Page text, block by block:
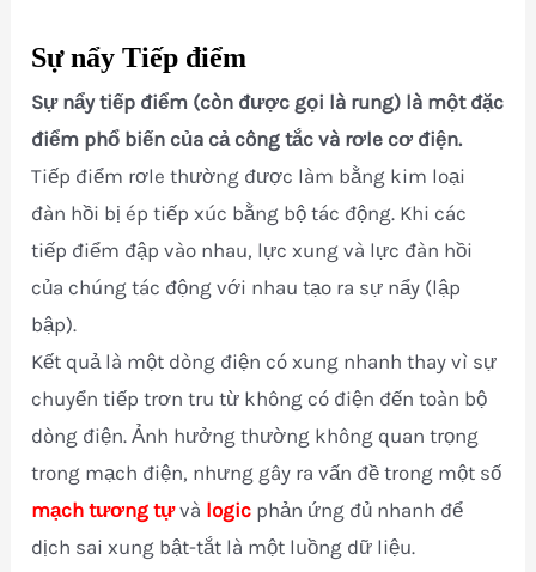
Sự nẩy Tiếp điểm
Sự nẩy tiếp điểm (còn được gọi là rung) là một đặc
điểm phổ biến của cả công tắc và rơle cơ điện.
Tiếp điểm rơle thường được làm bằng kim loại
đàn hồi bị ép tiếp xúc bằng bộ tác động. Khi các
tiếp điểm đập vào nhau, lực xung và lực đàn hồi
của chúng tác động với nhau tạo ra sự nẩy (lập
bập).
Kết quả là một dòng điện có xung nhanh thay vì sự
chuyển tiếp trơn tru từ không có điện đến toàn bộ
dòng điện. Ảnh hưởng thường không quan trọng
trong mạch điện, nhưng gây ra vấn đề trong một số
mạch tương tựvà logic phản ứng đủ nhanh để
dịch sai xung bật-tắt là một luồng dữ liệu.